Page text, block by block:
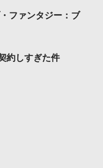
ファンタジー：ブ
約しすぎた件